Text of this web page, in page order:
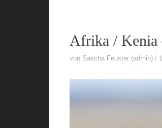
Afrika / Kenia
von Sascha Feuster (admin)